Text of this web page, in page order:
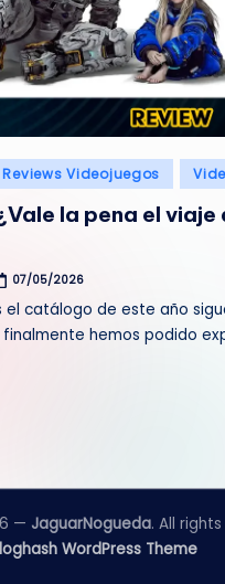
Reviews Videojuegos
la pena el viaje
07/05/2026
catálogo de este año
hemos podido
— JaguarNogueda. All
WordPress Theme